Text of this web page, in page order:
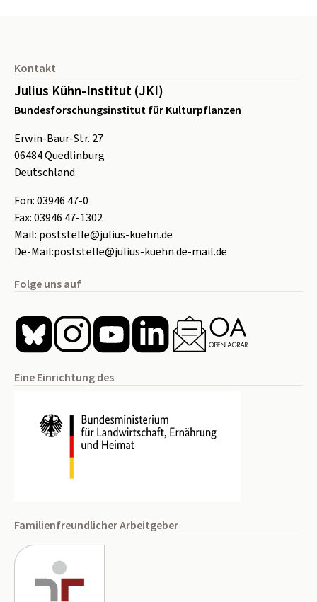
Kontakt
Julius Kühn-Institut (JKI)
Bundesforschungsinstitut für Kulturpflanzen
Erwin-Baur-Str. 27
06484Quedlinburg
Deutschland
Fon:03946 47-0
Fax:03946 47-1302
Mail: poststelle@julius-kuehn.de
De-Mail:poststelle@julius-kuehn.de-mail.de
Folge uns auf
Eine Einrichtung des
Familienfreundlicher Arbeitgeber